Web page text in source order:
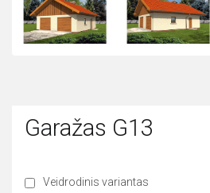
Garažas G13
Veidrodinis variantas